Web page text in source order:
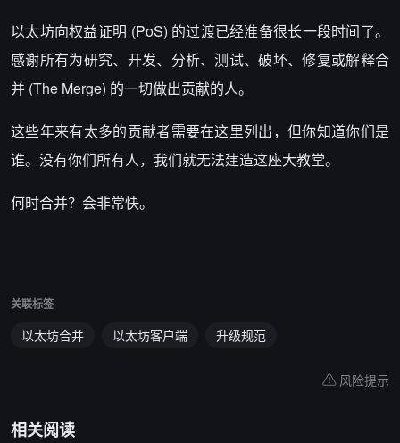
以太坊向权益证明 (PoS) 的过渡已经准备很长一段时间了。
感谢所有为研究、开发、分析、测试、破坏、修复或解释合
并 (The Merge) 的一切做出贡献的人。
这些年来有太多的贡献者需要在这里列出，但你知道你们是
谁。没有你们所有人，我们就无法建造这座大教堂。
何时合并？会非常快。
关联标签
以太坊合并 以太坊客户端 升级规范
风险提示
相关阅读